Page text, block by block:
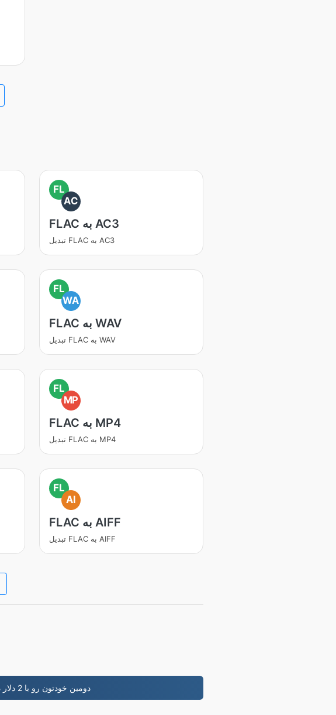
FL
AC
FLAC به AC3
تبدیل FLAC به AC3
FL
WA
FLAC به WAV
تبدیل FLAC به WAV
FL
MP
FLAC به MP4
تبدیل FLAC به MP4
FL
AI
FLAC به AIFF
تبدیل FLAC به AIFF
-دومين خودتون رو با 2 دلار در سال بخريد. در عرض چند دقيقه اونلاين